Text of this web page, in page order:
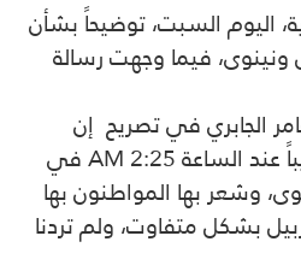
اليوم السبت، توضيحاً بشأن
ونينوى، فيما وجهت رسالة
الجابري في تصريح إن
“الهزة الأولى حدثت تقريباً عند الساعة 2:25 AM في
وشعر بها المواطنون بها
بشكل متفاوت، ولم تردنا